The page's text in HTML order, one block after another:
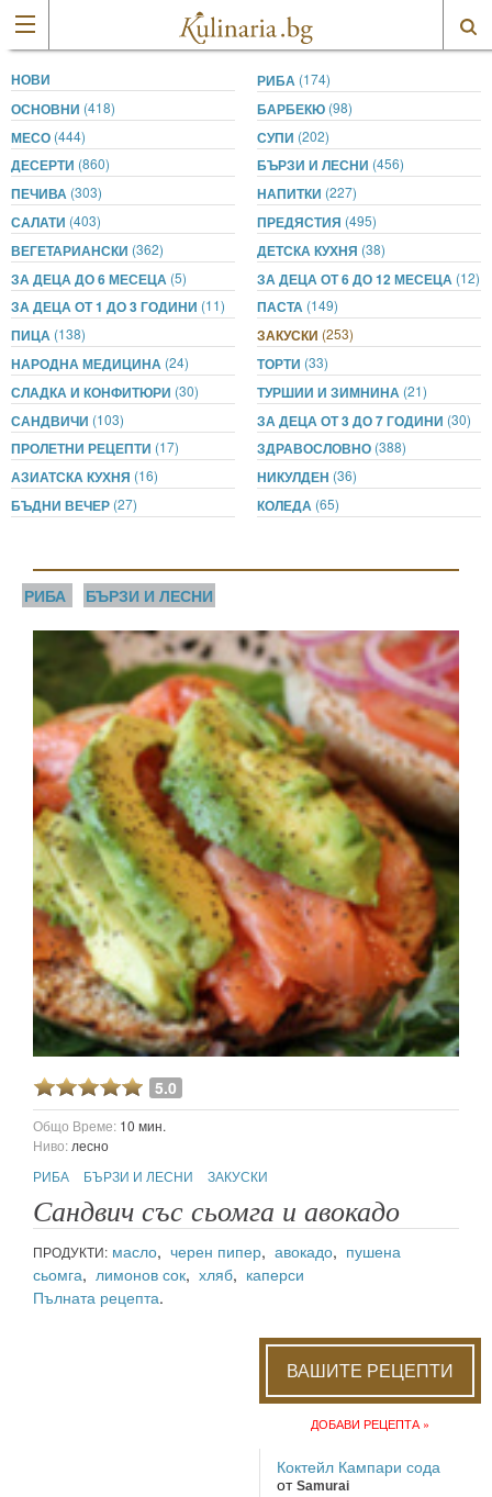
НОВИ РИБА (174)
ОСНОВНИ (418) БАРБЕКЮ (98)
МЕСО (444) СУПИ (202)
ДЕСЕРТИ (860) БЪРЗИ И ЛЕСНИ (456)
ПЕЧИВА (303) НАПИТКИ (227)
САЛАТИ (403) ПРЕДЯСТИЯ (495)
ВЕГЕТАРИАНСКИ (362) ДЕТСКА КУХНЯ (38)
ЗА ДЕЦА ДО 6 МЕСЕЦА (5) ЗА ДЕЦА ОТ 6 ДО 12 МЕСЕЦА (12)
ЗА ДЕЦА ОТ 1 ДО 3 ГОДИНИ (11) ПАСТА (149)
ПИЦА (138) ЗАКУСКИ (253)
НАРОДНА МЕДИЦИНА (24) ТОРТИ (33)
СЛАДКА И КОНФИТЮРИ (30) ТУРШИИ И ЗИМНИНА (21)
САНДВИЧИ (103) ЗА ДЕЦА ОТ 3 ДО 7 ГОДИНИ (30)
ПРОЛЕТНИ РЕЦЕПТИ (17) ЗДРАВОСЛОВНО (388)
АЗИАТСКА КУХНЯ (16) НИКУЛДЕН (36)
БЪДНИ ВЕЧЕР (27) КОЛЕДА (65)
РИБА БЪРЗИ И ЛЕСНИ
5.0
Общо Време: 10 мин.
Ниво: лесно
РИБА
БЪРЗИ И ЛЕСНИ ЗАКУСКИ
Сандвич със сьомга и авокадо
ПРОДУКТИ: масло, черен пипер, авокадо, пушена
сьомга, лимонов сок, хляб, каперси
Пълната рецепта.
ВАШИТЕ РЕЦЕПТИ
ДОБАВИ РЕЦЕПТА »
Коктейл Кампари сода
от Samurai